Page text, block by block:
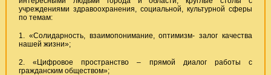
учреждениями здравоохранения, социальной, культурной сферы
по темам:
1. «Солидарность, взаимопонимание, оптимизм- залог качества
нашей жизни»;
2. «Цифровое пространство – прямой диалог работы с
гражданским обществом»;